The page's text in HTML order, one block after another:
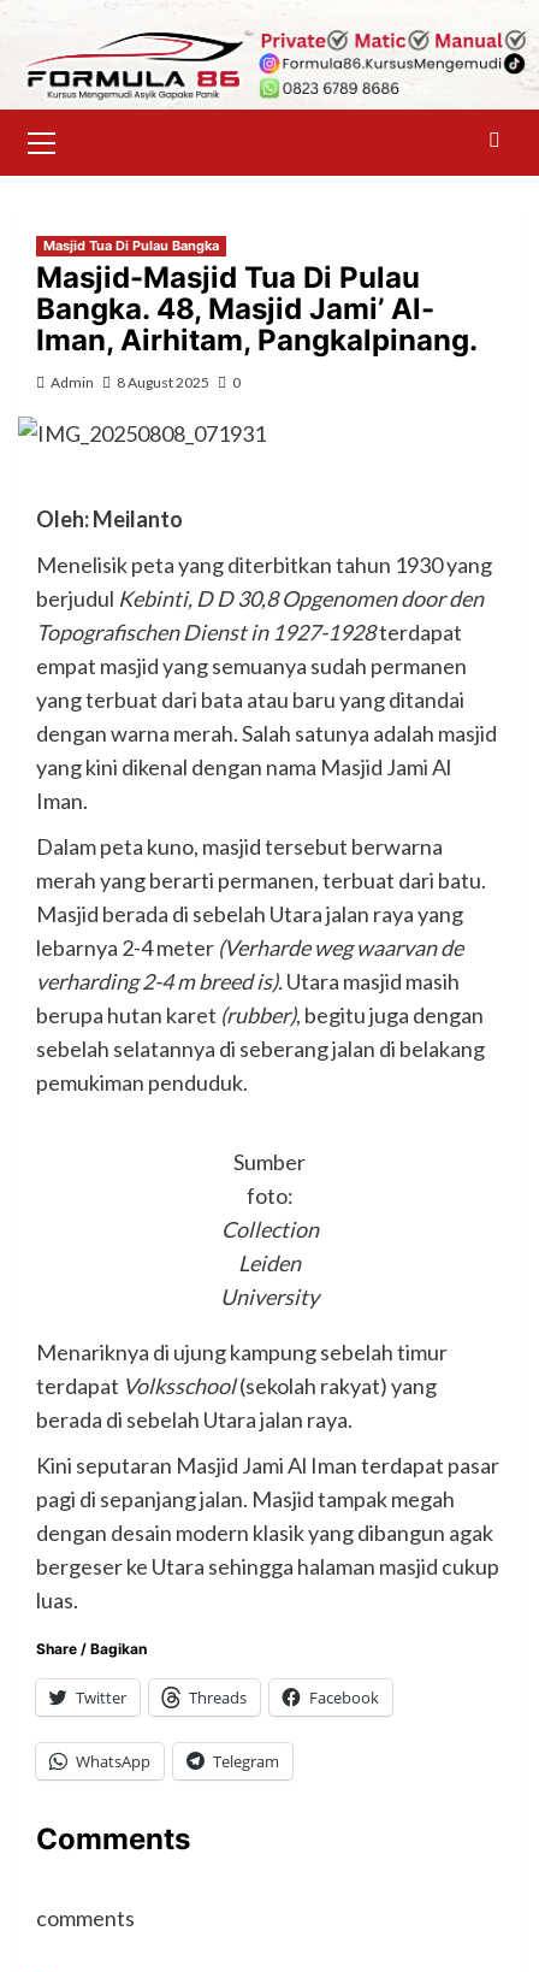
content
Menu
Masjid Tua Di Pulau Bangka
Masjid-Masjid Tua Di Pulau
Bangka. 48, Masjid Jami’ Al-
Iman, Airhitam, Pangkalpinang.
Admin 8 August 2025 0
Oleh: Meilanto
Menelisik peta yang diterbitkan tahun 1930 yang
berjudul Kebinti, D D 30,8 Opgenomen door den
Topografischen Dienst in 1927-1928terdapat
empat masjid yang semuanya sudah permanen
yang terbuat dari bata atau baru yang ditandai
dengan warna merah. Salah satunya adalah masjid
yang kini dikenal dengan nama Masjid Jami Al
Iman.
Dalam peta kuno, masjid tersebut berwarna
merah yang berarti permanen, terbuat dari batu.
Masjid berada di sebelah Utara jalan raya yang
lebarnya 2-4 meter (Verharde weg waarvan de
verharding 2-4 m breed is).Utara masjid masih
berupa hutan karet (rubber), begitu juga dengan
sebelah selatannya di seberang jalan di belakang
pemukiman penduduk.
Sumber
foto:
Collection
Leiden
University
Menariknya di ujung kampung sebelah timur
terdapat Volksschool(sekolah rakyat) yang
berada di sebelah Utara jalan raya.
Kini seputaran Masjid Jami Al Iman terdapat pasar
pagi di sepanjang jalan. Masjid tampak megah
dengan desain modern klasik yang dibangun agak
bergeser ke Utara sehingga halaman masjid cukup
luas.
Share / Bagikan
Twitter Threads Facebook
WhatsApp Telegram
Comments
comments